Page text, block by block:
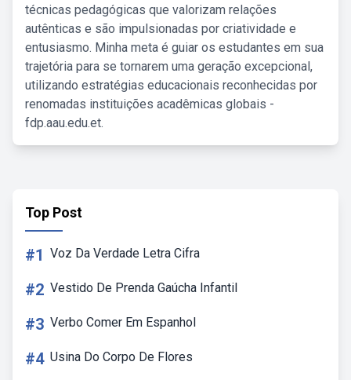
técnicas pedagógicas que valorizam relações
autênticas e são impulsionadas por criatividade e
entusiasmo. Minha meta é guiar os estudantes em sua
trajetória para se tornarem uma geração excepcional,
utilizando estratégias educacionais reconhecidas por
renomadas instituições acadêmicas globais -
fdp.aau.edu.et.
Top Post
#1 Voz Da Verdade Letra Cifra
#2 Vestido De Prenda Gaúcha Infantil
#3 Verbo Comer Em Espanhol
#4 Usina Do Corpo De Flores